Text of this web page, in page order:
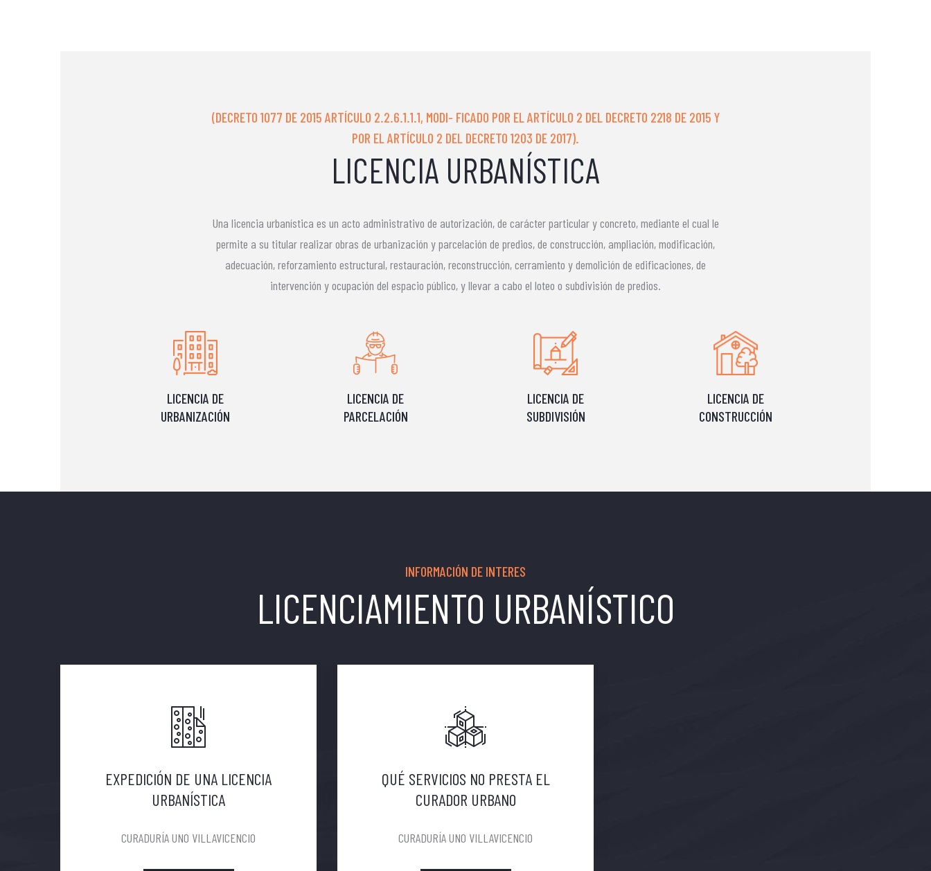
(DECRETO 1077 DE 2015 ARTÍCULO 2.2.6.1.1.1, MODI- FICADO POR EL ARTÍCULO 2 DEL DECRETO 2218 DE 2015 Y
POR EL ARTÍCULO 2 DEL DECRETO 1203 DE 2017).
LICENCIA URBANÍSTICA
Una licencia urbanística es un acto administrativo de autorización, de carácter particular y concreto, mediante el cual le
permite a su titular realizar obras de urbanización y parcelación de predios, de construcción, ampliación, modificación,
adecuación, reforzamiento estructural, restauración, reconstrucción, cerramiento y demolición de edificaciones, de
intervención y ocupación del espacio público, y llevar a cabo el loteo o subdivisión de predios.
LICENCIA DE
URBANIZACIÓN
LICENCIA DE
PARCELACIÓN
LICENCIA DE
SUBDIVISIÓN
LICENCIA DE
CONSTRUCCIÓN
INFORMACIÓN DE INTERES
LICENCIAMIENTO URBANÍSTICO
EXPEDICIÓN DE UNA LICENCIA
URBANÍSTICA
CURADURÍA UNO VILLAVICENCIO
QUÉ SERVICIOS NO PRESTA EL
CURADOR URBANO
CURADURÍA UNO VILLAVICENCIO